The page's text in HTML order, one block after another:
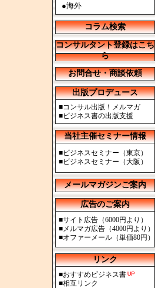
●海外
コラム検索
コンサルタント登録はこち
ら
お問合せ・商談依頼
出版プロデュース
■コンサル出版！メルマガ
■ビジネス書の出版支援
当社主催セミナー情報
■ビジネスセミナー（東京）
■ビジネスセミナー（大阪）
メールマガジンご案内
広告のご案内
■サイト広告（6000円より）
■メルマガ広告（4000円より）
■オファーメール（単価80円）
リンク
■おすすめビジネス書
■相互リンク